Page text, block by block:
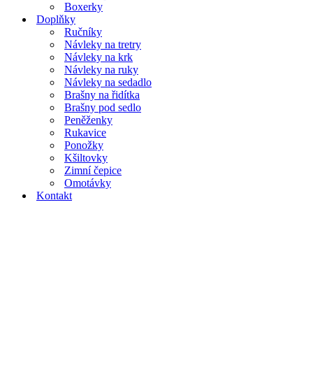
Boxerky
Doplňky
Ručníky
Návleky na tretry
Návleky na krk
Návleky na ruky
Návleky na sedadlo
Brašny na řidítka
Brašny pod sedlo
Peněženky
Rukavice
Ponožky
Kšiltovky
Zimní čepice
Omotávky
Kontakt